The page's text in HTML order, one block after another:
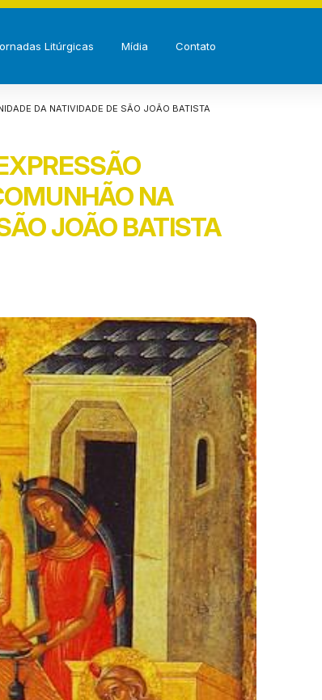
Litúrgicas Mídia Contato
DA NATIVIDADE DE SÃO JOÃO BATISTA
NA
JOÃO BATISTA